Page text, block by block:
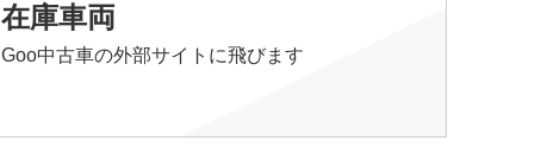
在庫車両
Goo中古車の外部サイトに飛びます